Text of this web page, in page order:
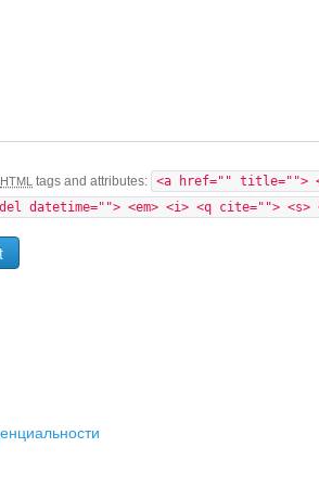
HTML tags and attributes: <a href="" title="">
datetime=""> <em> <i> <q cite="">